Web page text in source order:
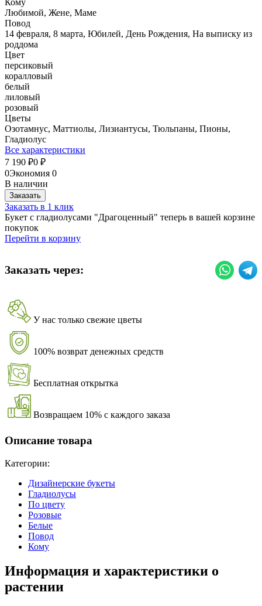
Любимой, Жене, Маме
Повод
14 февраля, 8 марта, Юбилей, День Рождения, На выписку из
роддома
Цвет
персиковый
коралловый
белый
лиловый
розовый
Цветы
Озотамнус, Маттиолы, Лизиантусы, Тюльпаны, Пионы,
Гладиолус
Все характеристики
7 190 ₽0 ₽
0Экономия 0
В наличии
Заказать
Заказать в 1 клик
Букет с гладиолусами "Драгоценный" теперь в вашей корзине
покупок
Перейти в корзину
Заказать через:
У нас только свежие цветы
100% возврат денежных средств
Бесплатная открытка
Возвращаем 10% с каждого заказа
Описание товара
Категории:
Дизайнерские букеты
Гладиолусы
По цвету
Розовые
Белые
Повод
Кому
Информация и характеристики о
растении